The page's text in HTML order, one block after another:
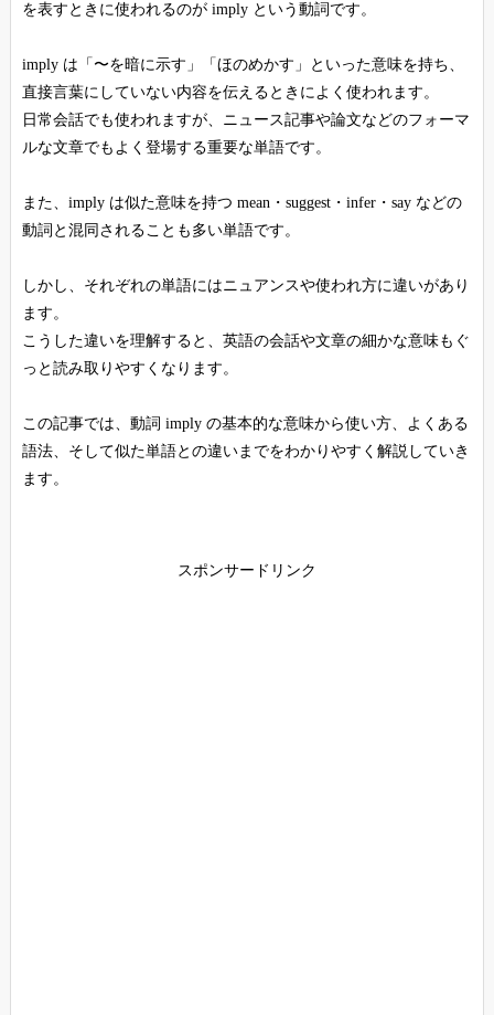
を表すときに使われるのが imply という動詞です。
imply は「〜を暗に示す」「ほのめかす」といった意味を持ち、
直接言葉にしていない内容を伝えるときによく使われます。
日常会話でも使われますが、ニュース記事や論文などのフォーマ
ルな文章でもよく登場する重要な単語です。
また、imply は似た意味を持つ mean・suggest・infer・say などの
動詞と混同されることも多い単語です。
しかし、それぞれの単語にはニュアンスや使われ方に違いがあり
ます。
こうした違いを理解すると、英語の会話や文章の細かな意味もぐ
っと読み取りやすくなります。
この記事では、動詞 imply の基本的な意味から使い方、よくある
語法、そして似た単語との違いまでをわかりやすく解説していき
ます。
スポンサードリンク